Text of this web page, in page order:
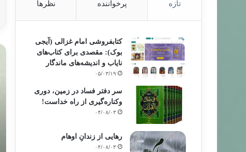
در شخصيت و ديدگاه مولانا محمّد الياس
تازه پرخواننده نظرها
کتابفروشی امام غزالی (آیجی
بوک): مقصدی برای کتاب‌های
نایاب و اندیشه‌های ماندگار
۰۵/۰۳/۱۹
سر دفتر فساد در زمین‌، دوری
وکناره‌گیری از راه خداست‌!
۰۴/۰۸/۰۳
رهایی از زندانِ اوهام
۰۴/۰۸/۰۳